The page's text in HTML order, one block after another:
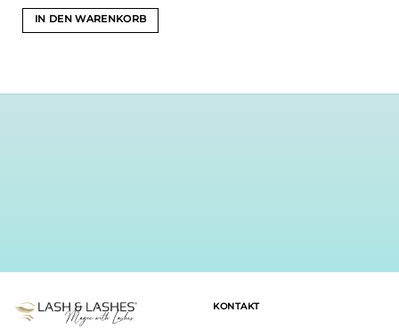
IN DEN WARENKORB
KONTAKT